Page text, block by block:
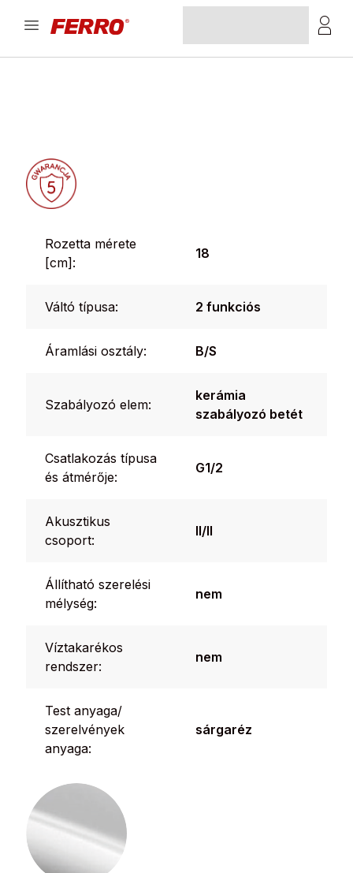
Rozetta mérete
[cm]:
18
Váltó típusa: 2 funkciós
Áramlási osztály: B/S
Szabályozó elem:
kerámia
szabályozó betét
Csatlakozás típusa
és átmérője:
G1/2
Akusztikus
csoport:
II/II
Állítható szerelési
mélység:
nem
Víztakarékos
rendszer:
nem
Test anyaga/
szerelvények
anyaga:
sárgaréz